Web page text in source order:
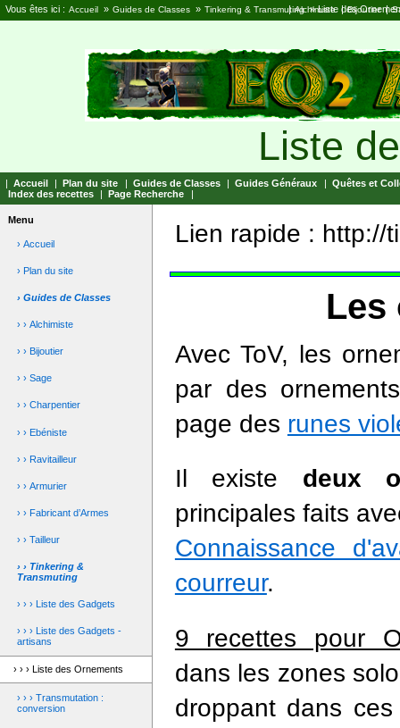
Vous êtes ici : Accueil » Guides de Classes » Tinkering & Transmuting »Liste des
|Alchimiste |Bijoutier |
Liste
| Accueil | Plan du site | Guides de Classes | Guides Généraux | Quêtes et
Index des recettes
| Page Recherche |
Menu
› Accueil
› Plan du site
› Guides de Classes
› › Alchimiste
› › Bijoutier
› › Sage
› › Charpentier
› › Ebéniste
› › Ravitailleur
› › Armurier
› › Fabricant d’Armes
› › Tailleur
› › Tinkering &
Transmuting
› › › Liste des Gadgets
› › › Liste des Gadgets -
artisans
› › › Liste des Ornements
› › › Transmutation :
conversion
Lien rapide : http://
Les
Avec ToV, les
par des
page des runes
Il existe deux
principales faits
Connaissance
courreur.
9 recettes pour
dans les zones
droppant dans